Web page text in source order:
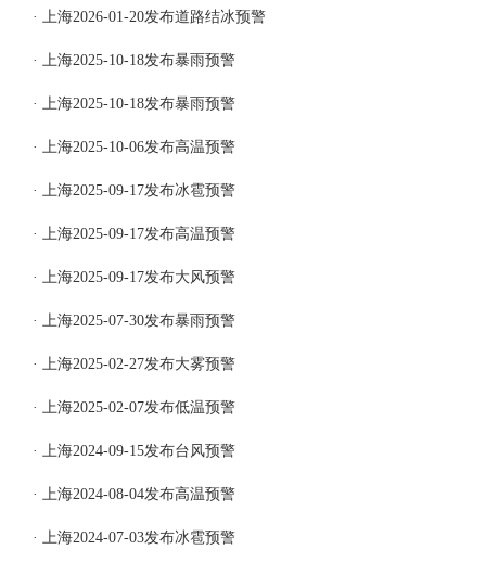
· 上海2026-01-20发布道路结冰预警
· 上海2025-10-18发布暴雨预警
· 上海2025-10-18发布暴雨预警
· 上海2025-10-06发布高温预警
· 上海2025-09-17发布冰雹预警
· 上海2025-09-17发布高温预警
· 上海2025-09-17发布大风预警
· 上海2025-07-30发布暴雨预警
· 上海2025-02-27发布大雾预警
· 上海2025-02-07发布低温预警
· 上海2024-09-15发布台风预警
· 上海2024-08-04发布高温预警
· 上海2024-07-03发布冰雹预警